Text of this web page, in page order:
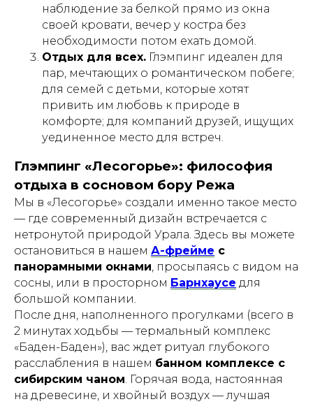
наблюдение за белкой прямо из окна
своей кровати, вечер у костра без
необходимости потом ехать домой.
Отдых для всех. Глэмпинг идеален для
пар, мечтающих о романтическом побеге;
для семей с детьми, которые хотят
привить им любовь к природе в
комфорте; для компаний друзей, ищущих
уединенное место для встреч.
Глэмпинг «Лесогорье»: философия
отдыха в сосновом бору Режа
Мы в «Лесогорье» создали именно такое место
— где современный дизайн встречается с
нетронутой природой Урала. Здесь вы можете
остановиться в нашем А-фрейме с
панорамными окнами, просыпаясь с видом на
сосны, или в просторном Барнхаусе для
большой компании.
После дня, наполненного прогулками (всего в
2 минутах ходьбы — термальный комплекс
«Баден-Баден»), вас ждет ритуал глубокого
расслабления в нашем банном комплексе с
сибирским чаном. Горячая вода, настоянная
на древесине, и хвойный воздух — лучшая